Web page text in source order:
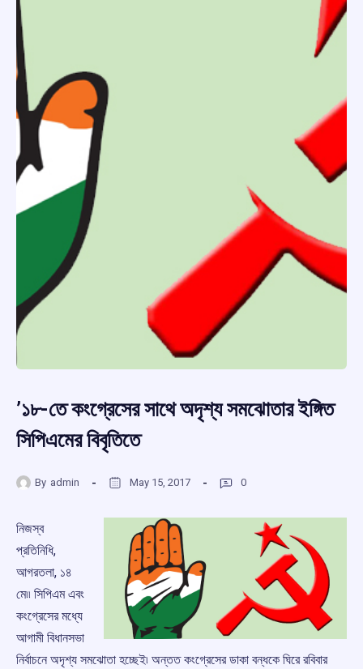
’১৮-তে কংগ্রেসের সাথে অদৃশ্য সমঝোতার ইঙ্গিত
সিপিএমের বিবৃতিতে
By admin May 15, 2017 0
নিজস্ব
প্রতিনিধি,
আগরতলা, ১৪
মে৷৷ সিপিএম এবং
কংগ্রেসের মধ্যে
আগামী বিধানসভা
নির্বাচনে অদৃশ্য সমঝোতা হচ্ছেই৷ অন্তত কংগ্রেসের ডাকা বন্ধকে ঘিরে রবিবার